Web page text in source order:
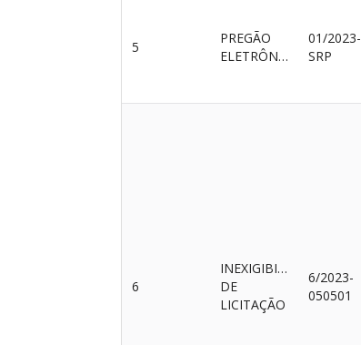
5
PREGÃO
ELETRÔNICO
01/2023-
SRP
6
INEXIGIBILIDADE
DE
LICITAÇÃO
6/2023-
050501